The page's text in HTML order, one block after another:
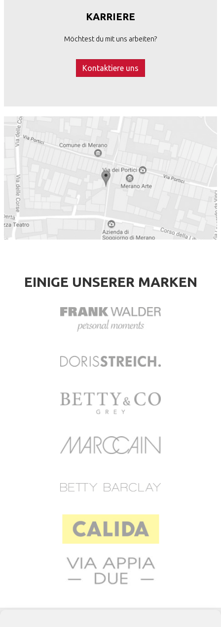
KARRIERE
Möchtest du mit uns arbeiten?
Kontaktiere uns
EINIGE UNSERER MARKEN